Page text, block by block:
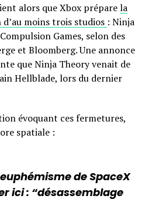
alors que Xbox préparela
moins trois studios : Ninja
Games, selon des
et Bloomberg. Une annonce
que Ninja Theory venait de
Hellblade, lors du dernier
évoquant ces fermetures,
spatiale :
de SpaceX
ici : “désassemblage